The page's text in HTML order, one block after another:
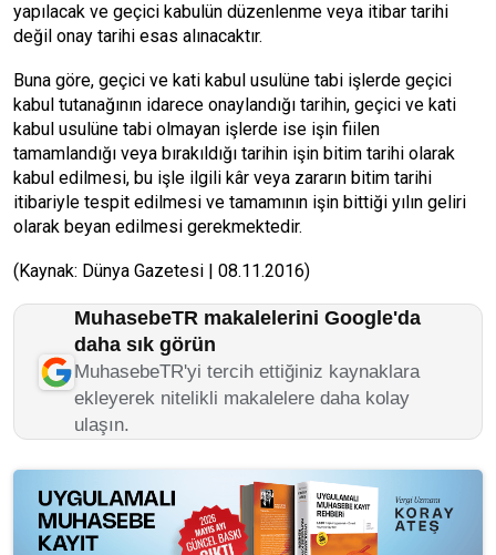
yapılacak ve geçici kabulün düzenlenme veya itibar tarihi
değil onay tarihi esas alınacaktır.
Buna göre, geçici ve kati kabul usulüne tabi işlerde geçici
kabul tutanağının idarece onaylandığı tarihin, geçici ve kati
kabul usulüne tabi olmayan işlerde ise işin fiilen
tamamlandığı veya bırakıldığı tarihin işin bitim tarihi olarak
kabul edilmesi, bu işle ilgili kâr veya zararın bitim tarihi
itibariyle tespit edilmesi ve tamamının işin bittiği yılın geliri
olarak beyan edilmesi gerekmektedir.
(Kaynak: Dünya Gazetesi | 08.11.2016)
MuhasebeTR makalelerini Google'da
daha sık görün
MuhasebeTR'yi tercih ettiğiniz kaynaklara
ekleyerek nitelikli makalelere daha kolay
ulaşın.